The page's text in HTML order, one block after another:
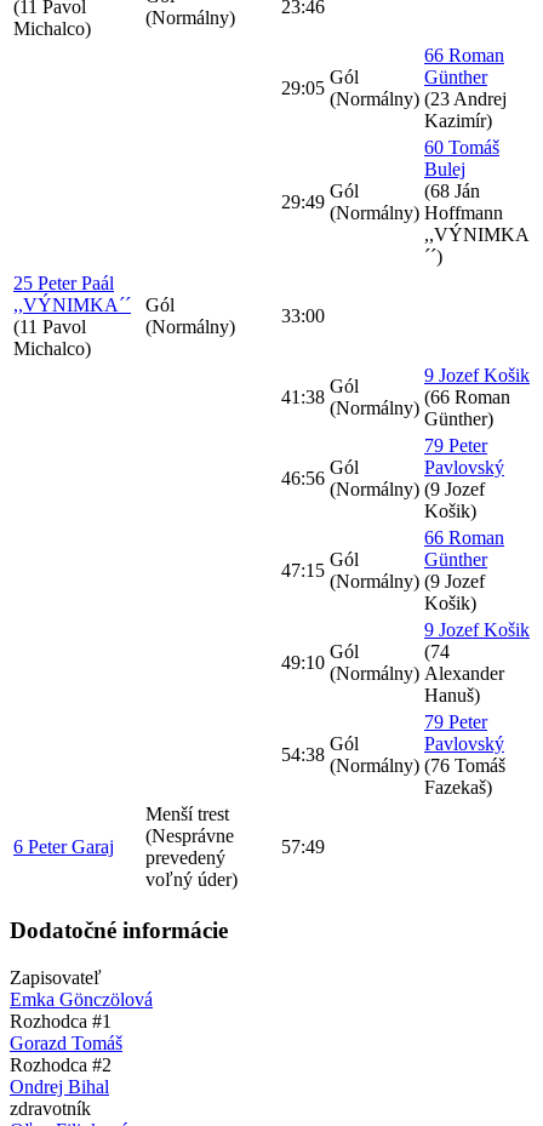
(11 Pavol
Michalco)
(Normálny)
23:46
29:05
Gól
(Normálny)
66 Roman
Günther
(23 Andrej
Kazimír)
29:49
Gól
(Normálny)
60 Tomáš
Bulej
(68 Ján
Hoffmann
,,VÝNIMKA
´´)
25 Peter Paál
,,VÝNIMKA´´
(11 Pavol
Michalco)
Gól
(Normálny)
33:00
41:38
Gól
(Normálny)
9 Jozef Košik
(66 Roman
Günther)
46:56
Gól
(Normálny)
79 Peter
Pavlovský
(9 Jozef
Košik)
47:15
Gól
(Normálny)
66 Roman
Günther
(9 Jozef
Košik)
49:10
Gól
(Normálny)
9 Jozef Košik
(74
Alexander
Hanuš)
54:38
Gól
(Normálny)
79 Peter
Pavlovský
(76 Tomáš
Fazekaš)
6 Peter Garaj
Menší trest
(Nesprávne
prevedený
voľný úder)
57:49
Dodatočné informácie
Zapisovateľ
Emka Gönczölová
Rozhodca #1
Gorazd Tomáš
Rozhodca #2
Ondrej Bihal
zdravotník